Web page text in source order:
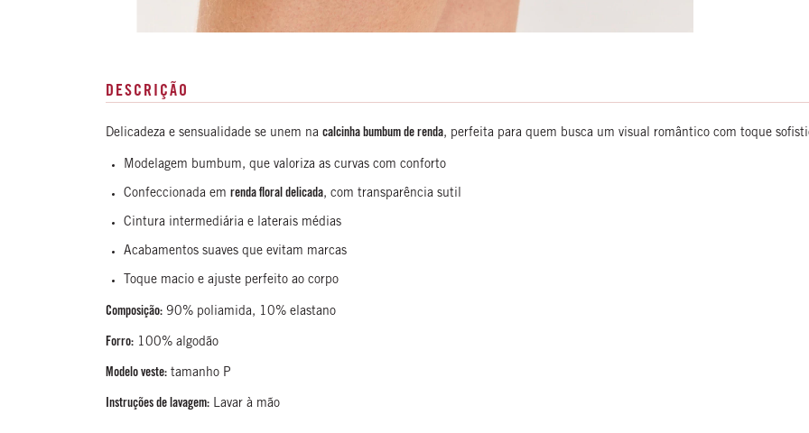
DESCRIÇÃO
Delicadeza e sensualidade se unem na calcinha bumbum de renda, perfeita para quem busca um visual romântico com toque
Modelagem bumbum, que valoriza as curvas com conforto
Confeccionada em renda floral delicada, com transparência sutil
Cintura intermediária e laterais médias
Acabamentos suaves que evitam marcas
Toque macio e ajuste perfeito ao corpo
Composição: 90% poliamida, 10% elastano
Forro: 100% algodão
Modelo veste: tamanho P
Instruções de lavagem: Lavar à mão